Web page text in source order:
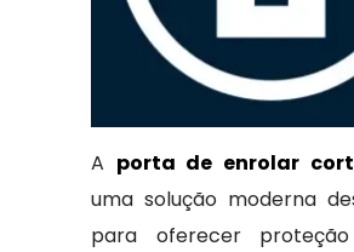
A porta de enrolar
uma solução moderna
para oferecer